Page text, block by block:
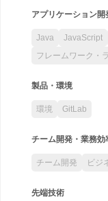
アプリケーション開
Java JavaScript
フレームワーク・
製品・環境
環境 GitLab
チーム開発・業務効
チーム開発 ビジ
先端技術